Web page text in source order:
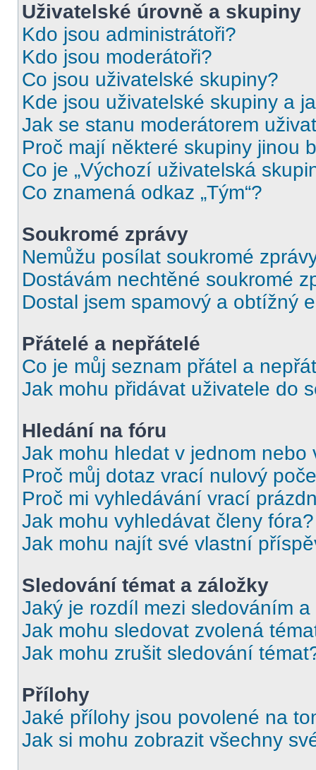
Uživatelské úrovně a skupiny
Kdo jsou administrátoři?
Kdo jsou moderátoři?
Co jsou uživatelské skupiny?
Kde jsou uživatelské skupiny a
Jak se stanu moderátorem
Proč mají některé skupiny jinou
Co je „Výchozí uživatelská
Co znamená odkaz „Tým“?
Soukromé zprávy
Nemůžu posílat soukromé
Dostávám nechtěné soukromé
Dostal jsem spamový a obtížný
Přátelé a nepřátelé
Co je můj seznam přátel a
Jak mohu přidávat uživatele do
Hledání na fóru
Jak mohu hledat v jednom nebo
Proč můj dotaz vrací nulový
Proč mi vyhledávání vrací
Jak mohu vyhledávat členy fóra?
Jak mohu najít své vlastní
Sledování témat a záložky
Jaký je rozdíl mezi sledováním a
Jak mohu sledovat zvolená
Jak mohu zrušit sledování
Přílohy
Jaké přílohy jsou povolené na
Jak si mohu zobrazit všechny